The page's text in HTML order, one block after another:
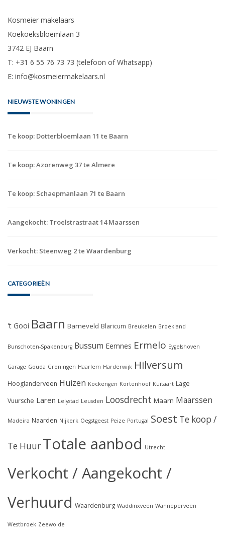
Kosmeier makelaars
Koekoeksbloemlaan 3
3742 EJ Baarn
T: +31 6 55 76 73 73 (telefoon of Whatsapp)
E: info@kosmeiermakelaars.nl
NIEUWSTE WONINGEN
Te koop: Dotterbloemlaan 11 te Baarn
Te koop: Azorenweg 37 te Almere
Te koop: Schaepmanlaan 71 te Baarn
Aangekocht: Troelstrastraat 14 Maarssen
Verkocht: Steenweg 2 te Waardenburg
CATEGORIEËN
't Gooi Baarn Barneveld Blaricum Breukelen Broekland
Bunschoten-Spakenburg Bussum Eemnes Ermelo Eygelshoven
Garage Gouda Groningen Haarlem Harderwijk Hilversum
Hooglanderveen Huizen Kockengen Kortenhoef Kuitaart Lage
Vuursche Laren Lelystad Leusden Loosdrecht Maarn Maarssen
Madeira Naarden Nijkerk Oegstgeest Peize Portugal Soest Te koop /
Te Huur Totale aanbod Utrecht
Verkocht / Aangekocht /
Verhuurd Waardenburg Waddinxveen Wanneperveen
Westbroek Zeewolde